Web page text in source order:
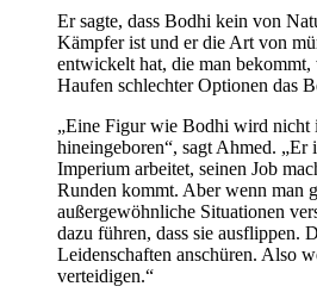
Er sagte, dass Bodhi kein von
Kämpfer ist und er die Art von
entwickelt hat, die man bekommt,
Haufen schlechter Optionen das
„Eine Figur wie Bodhi wird nicht
hineingeboren“, sagt Ahmed. „Er
Imperium arbeitet, seinen Job
Runden kommt. Aber wenn man
außergewöhnliche Situationen
dazu führen, dass sie ausflippen.
Leidenschaften anschüren. Also
verteidigen.“